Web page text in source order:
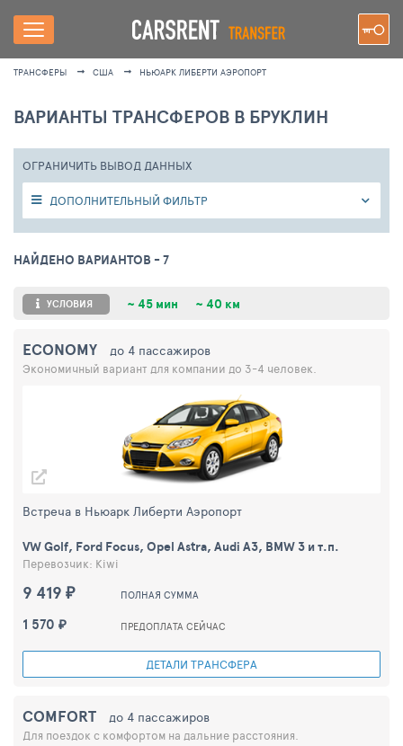
ТРАНСФЕРЫ США НЬЮАРК ЛИБЕРТИ АЭРОПОРТ
ВАРИАНТЫ ТРАНСФЕРОВ В БРУКЛИН
ОГРАНИЧИТЬ ВЫВОД ДАННЫХ
ДОПОЛНИТЕЛЬНЫЙ ФИЛЬТР
НАЙДЕНО ВАРИАНТОВ - 7
УСЛОВИЯ ~ 45 мин ~ 40 км
9 419 ₽ ПОЛНАЯ СУММА
1 570 ₽ ПРЕДОПЛАТА СЕЙЧАС
ДЕТАЛИ ТРАНСФЕРА
Встреча в Ньюарк Либерти Аэропорт
ECONOMY до 4 пассажиров
Экономичный вариант для компании до 3-4 человек.
VW Golf, Ford Focus, Opel Astra, Audi A3, BMW 3 и т.п.
Перевозчик: Kiwi
COMFORT до 4 пассажиров
Для поездок с комфортом на дальние расстояния.